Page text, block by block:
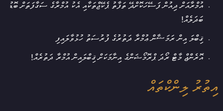
އުމްރާއަށް ދިއުން ފަސޭހަކޮށްދޭ ތަފާތު ޕެކޭޖްތަކާއި އެކު އުމްރާގެ ސަގާފަތަށް ބޮޑު
ބަދަލެއް!
ޤިބްލަ އިން ރަމަޟާން ޢުމްރާ ދަތުރުގެ ފުރުސަތު ހުޅުވާލައިފި
އޮރެންޖް މާޓް ރޯދަ ޕްރޮމޯޝަންގެ އިނާމަކަށް ޤިބްލައިން އުމްރާ ދަތުރެއް!
އިތުރު ލިންކްތައް